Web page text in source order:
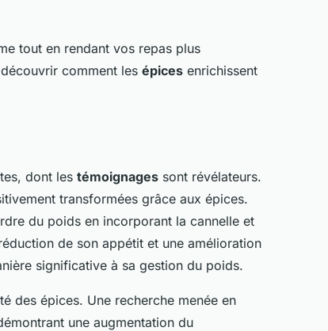
tout en rendant vos repas plus
comment les épices enrichissent
dont les témoignages sont révélateurs.
transformées grâce aux épices.
du poids en incorporant la cannelle et
de son appétit et une amélioration
significative à sa gestion du poids.
des épices. Une recherche menée en
une augmentation du